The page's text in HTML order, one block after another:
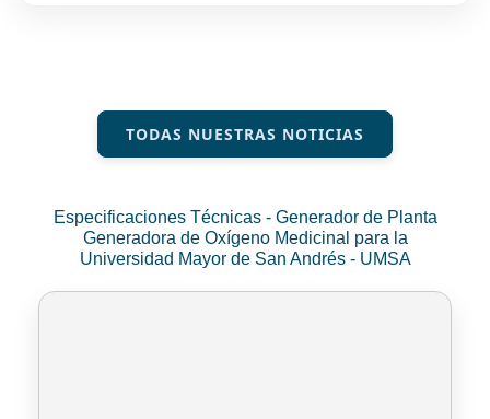
TODAS NUESTRAS NOTICIAS
Especificaciones Técnicas - Generador de Planta
Generadora de Oxígeno Medicinal para la
Universidad Mayor de San Andrés - UMSA